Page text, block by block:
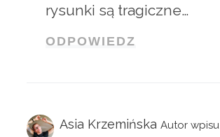
rysunki są tragiczne…
ODPOWIEDZ
Asia KrzemińskaAutor wpisu